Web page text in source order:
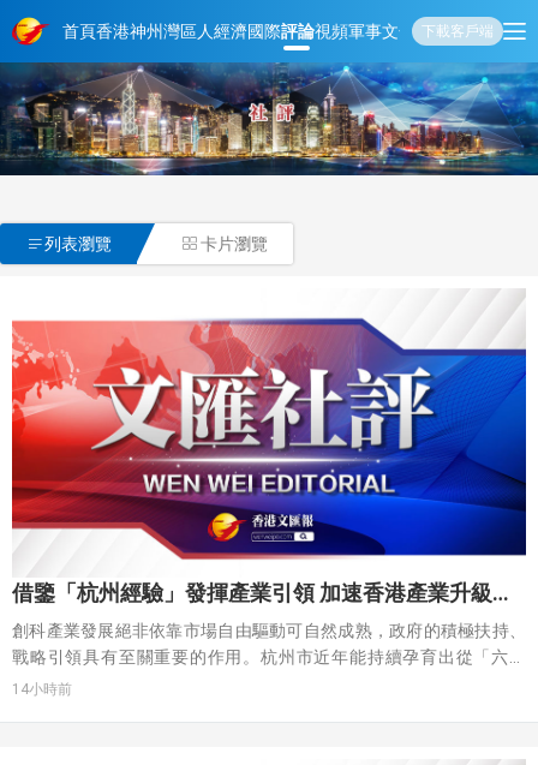
首頁香港神州灣區人經濟國際評論視頻軍事文化 娛樂生活教育體
下載客戶端
列表瀏覽  卡片瀏覽
借鑒「杭州經驗」發揮產業引領 加速香港產業升級轉
型
創科產業發展絕非依靠市場自由驅動可自然成熟，政府的積極扶持、
戰略引領具有至關重要的作用。杭州市近年能持續孕育出從「六小
龍」到「新八駿」等一批高增長性硬科技「獨角獸」，其核心秘訣在
14小時前